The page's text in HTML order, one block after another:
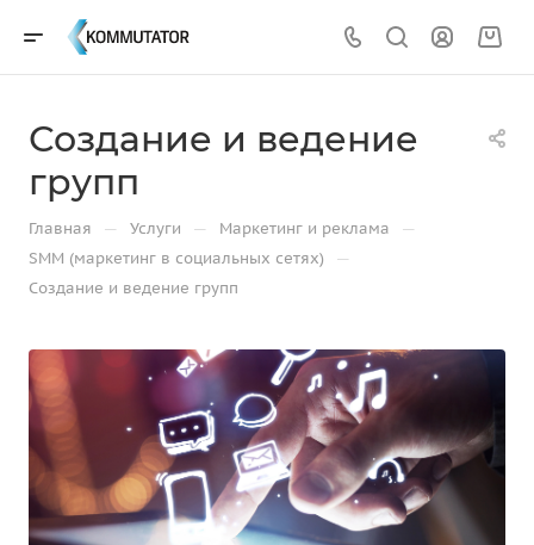
Создание и ведение
групп
Главная — Услуги — Маркетинг и реклама —
SMM (маркетинг в социальных сетях) —
Создание и ведение групп